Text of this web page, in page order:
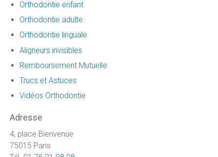
Orthodontie enfant
Orthodontie adulte
Orthodontie linguale
Aligneurs invisibles
Remboursement Mutuelle
Trucs et Astuces
Vidéos Orthodontie
Adresse
4, place Bienvenüe
75015 Paris